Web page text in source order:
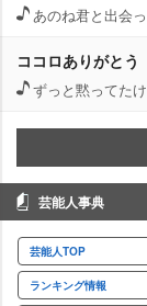
あのね君と出会
ココロありがとう
ずっと黙ってた
芸能人事典
芸能人TOP
ランキング情報